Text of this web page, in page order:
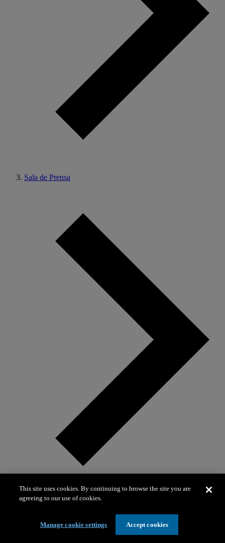
Sala de Prensa
Kits de medios
This site uses cookies. By continuing to browse the site you are
agreeing to our use of cookies.
Manage cookie settings Accept cookies